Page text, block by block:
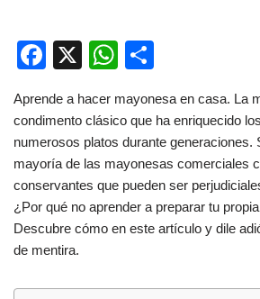
F
c
e
b
o
o
k
X
W
at
s
A
p
p
m
p
ar
tir
Aprende a hacer mayonesa en casa. La
condimento clásico que ha enriquecido
numerosos platos durante generaciones.
mayoría de las mayonesas comerciales
conservantes que pueden ser
¿Por qué no aprender a preparar tu
Descubre cómo en este artículo y dile
de mentira.